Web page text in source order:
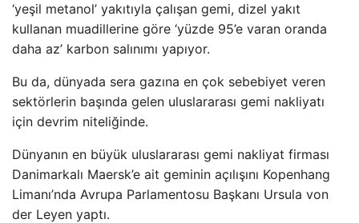
‘yeşil metanol’ yakıtıyla çalışan gemi, dizel yakıt
kullanan muadillerine göre ‘yüzde 95’e varan oranda
daha az’ karbon salınımı yapıyor.
Bu da, dünyada sera gazına en çok sebebiyet veren
sektörlerin başında gelen uluslararası gemi nakliyatı
için devrim niteliğinde.
Dünyanın en büyük uluslararası gemi nakliyat firması
Danimarkalı Maersk’e ait geminin açılışını Kopenhang
Limanı’nda Avrupa Parlamentosu Başkanı Ursula von
der Leyen yaptı.